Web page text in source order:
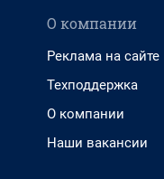
О компании
Реклама на сайте
Техподдержка
О компании
Наши вакансии